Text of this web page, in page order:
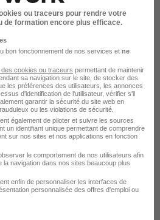
métiers similaires
photovoltaïque
zingueur
ou traceurs pour rendre votre
de formation encore plus efficace.
bon fonctionnement de nos services et ne
des cookies ou traceurs permettant de maintenir
sa navigation sur le site, de stocker des
les préférences des utilisateurs, les annonces
d'identification de l'utilisateur, vérifier s'il
garantir la sécurité du site web en
ou les violations de sécurité.
également de piloter et suivre les sources
un identifiant unique permettant de comprendre
sur nos sites et nos applications en fonction
le comportement de nos utilisateurs afin
navigation dans nos sites beaucoup plus
enfin de personnaliser les interfaces de
personnalisée des offres d'emploi ou